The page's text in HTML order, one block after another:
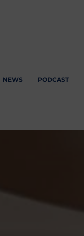
NEWS PODCAST